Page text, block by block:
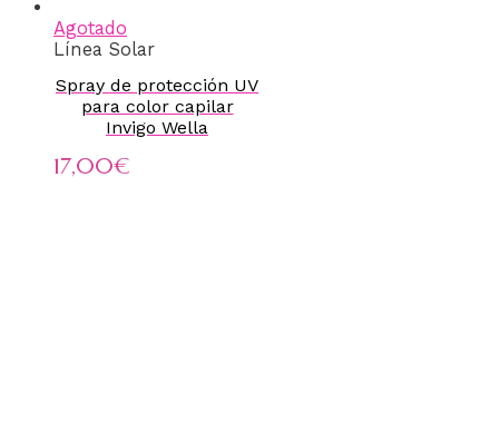
Agotado
Línea Solar
Spray de protección UV
para color capilar
Invigo Wella
17,00€